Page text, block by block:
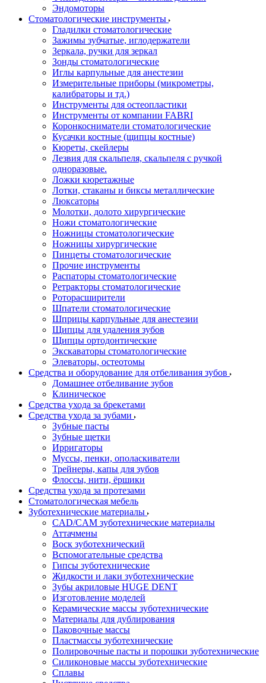
Эндомоторы
Стоматологические инструменты
Гладилки стоматологические
Зажимы зубчатые, иглодержатели
Зеркала, ручки для зеркал
Зонды стоматологические
Иглы карпульные для анестезии
Измерительные приборы (микрометры,
калибраторы и тд.)
Инструменты для остеопластики
Инструменты от компании FABRI
Коронкосниматели стоматологические
Кусачки костные (щипцы костные)
Кюреты, скейлеры
Лезвия для скальпеля, скальпеля с ручкой
одноразовые.
Ложки кюретажные
Лотки, стаканы и биксы металлические
Люксаторы
Молотки, долото хирургические
Ножи стоматологические
Ножницы стоматологические
Ножницы хирургические
Пинцеты стоматологические
Прочие инструменты
Распаторы стоматологические
Ретракторы стоматологические
Роторасширители
Шпатели стоматологические
Шприцы карпульные для анестезии
Щипцы для удаления зубов
Щипцы ортодонтические
Экскаваторы стоматологические
Элеваторы, остеотомы
Средства и оборудование для отбеливания зубов
Домашнее отбеливание зубов
Клиническое
Средства ухода за брекетами
Средства ухода за зубами
Зубные пасты
Зубные щетки
Ирригаторы
Муссы, пенки, ополаскиватели
Трейнеры, капы для зубов
Флоссы, нити, ёршики
Средства ухода за протезами
Стоматологическая мебель
Зуботехнические материалы
CAD/CAM зуботехнические материалы
Аттачмены
Воск зуботехнический
Вспомогательные средства
Гипсы зуботехнические
Жидкости и лаки зуботехнические
Зубы акриловые HUGE DENT
Изготовление моделей
Керамические массы зуботехнические
Материалы для дублирования
Паковочные массы
Пластмассы зуботехнические
Полировочные пасты и порошки зуботехнические
Силиконовые массы зуботехнические
Сплавы